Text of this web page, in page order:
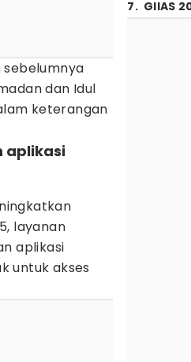
sebelumnya
dan Idul
keterangan
aplikasi
layanan
aplikasi
untuk akses
7. GIIAS